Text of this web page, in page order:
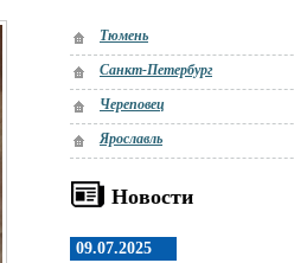
Тюмень
Санкт-Петербург
Череповец
Ярославль
Новости
09.07.2025